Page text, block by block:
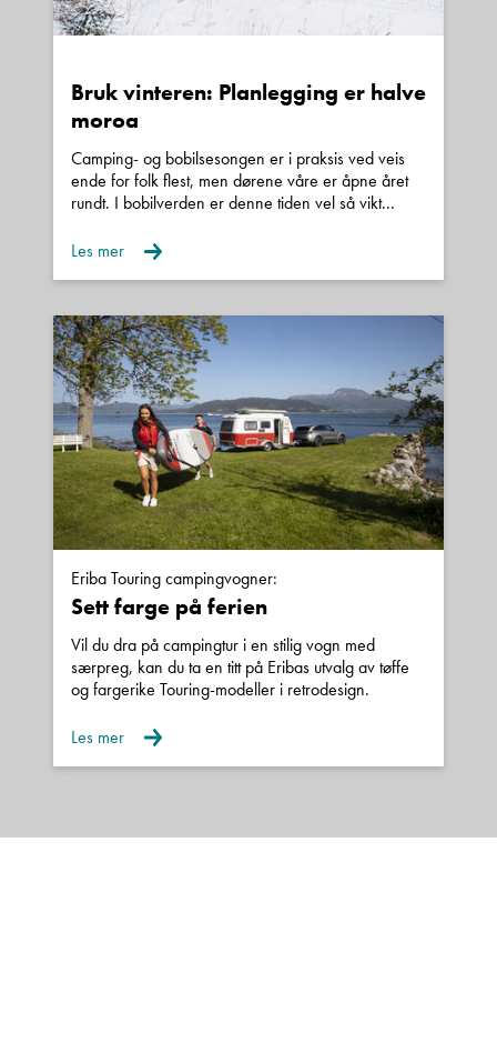
Forbehold om vekt:
Vi gjør oppmerksom på at den angivelse av
egenvekt og nyttelast som fremkommer i denne
annonsen er innhentet fra kjøretøyets vognkort
eller tilsvarende. Vær oppmerksom på at den
oppgitte egenvekt derfor kun angir vekten på en
standard utstyr etter produsentens
spesifikasjoner. Kjøretøyets vekt vil kunne variere
fra den egenvekt som er angitt i
vognkortet. Vekten av ekstrautstyr som
påmonteres eller er påmontert av produsenten
og/eller senere av andre, vil komme i tillegg til
den vekten som er angitt som egenvekt i
vognkortet.
Forbehold om feil i annonsen.
Bruk vinteren: Planlegging er halve
moroa
Camping- og bobilsesongen er i praksis ved veis
ende for folk flest, men dørene våre er åpne året
rundt. I bobilverden er denne tiden vel så vikt...
Les mer
Eriba Touring campingvogner:
Sett farge på ferien
Vil du dra på campingtur i en stilig vogn med
særpreg, kan du ta en titt på Eribas utvalg av tøffe
og fargerike Touring-modeller i retrodesign.
Les mer